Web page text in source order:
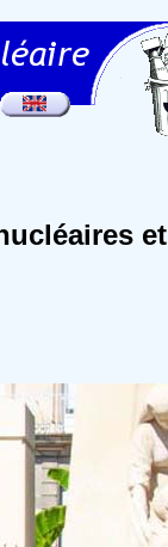
et